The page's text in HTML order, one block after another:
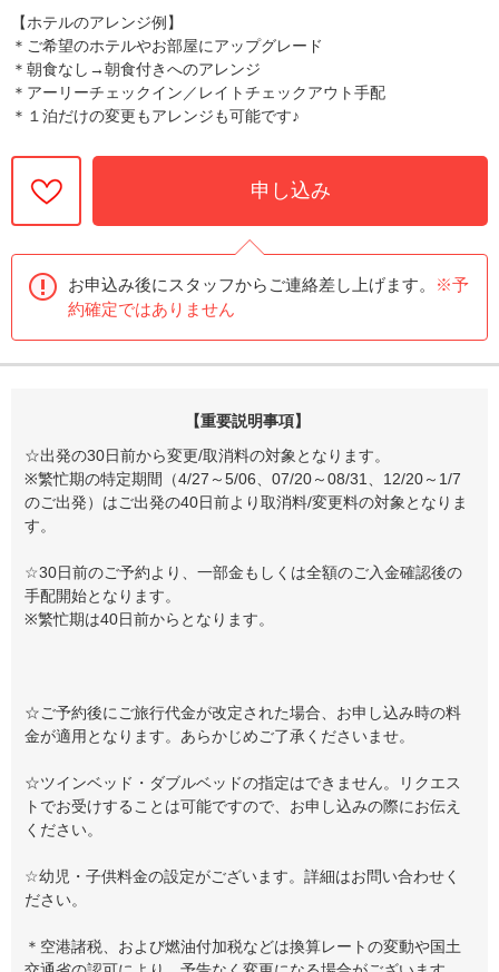
【ホテルのアレンジ例】
＊ご希望のホテルやお部屋にアップグレード
＊朝食なし→朝食付きへのアレンジ
＊アーリーチェックイン／レイトチェックアウト手配
＊１泊だけの変更もアレンジも可能です♪
申し込み
お申込み後にスタッフからご連絡差し上げます。
※予
約確定ではありません
【重要説明事項】
☆出発の30日前から変更/取消料の対象となります。
※繁忙期の特定期間（4/27～5/06、07/20～08/31、12/20～1/7
のご出発）はご出発の40日前より取消料/変更料の対象となりま
す。
☆30日前のご予約より、一部金もしくは全額のご入金確認後の
手配開始となります。
※繁忙期は40日前からとなります。
☆ご予約後にご旅行代金が改定された場合、お申し込み時の料
金が適用となります。あらかじめご了承くださいませ。
☆ツインベッド・ダブルベッドの指定はできません。リクエス
トでお受けすることは可能ですので、お申し込みの際にお伝え
ください。
☆幼児・子供料金の設定がございます。詳細はお問い合わせく
ださい。
＊空港諸税、および燃油付加税などは換算レートの変動や国土